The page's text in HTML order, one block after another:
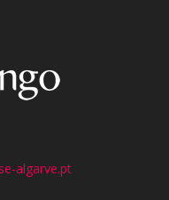
algarve.pt